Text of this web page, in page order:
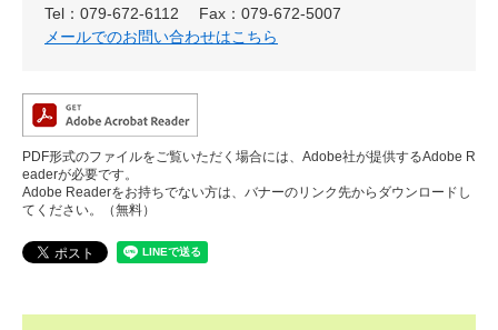
Tel：079-672-6112
Fax：079-672-5007
メールでのお問い合わせはこちら
PDF形式のファイルをご覧いただく場合には、Adobe社が提供するAdobe R
eaderが必要です。
Adobe Readerをお持ちでない方は、バナーのリンク先からダウンロードし
てください。（無料）